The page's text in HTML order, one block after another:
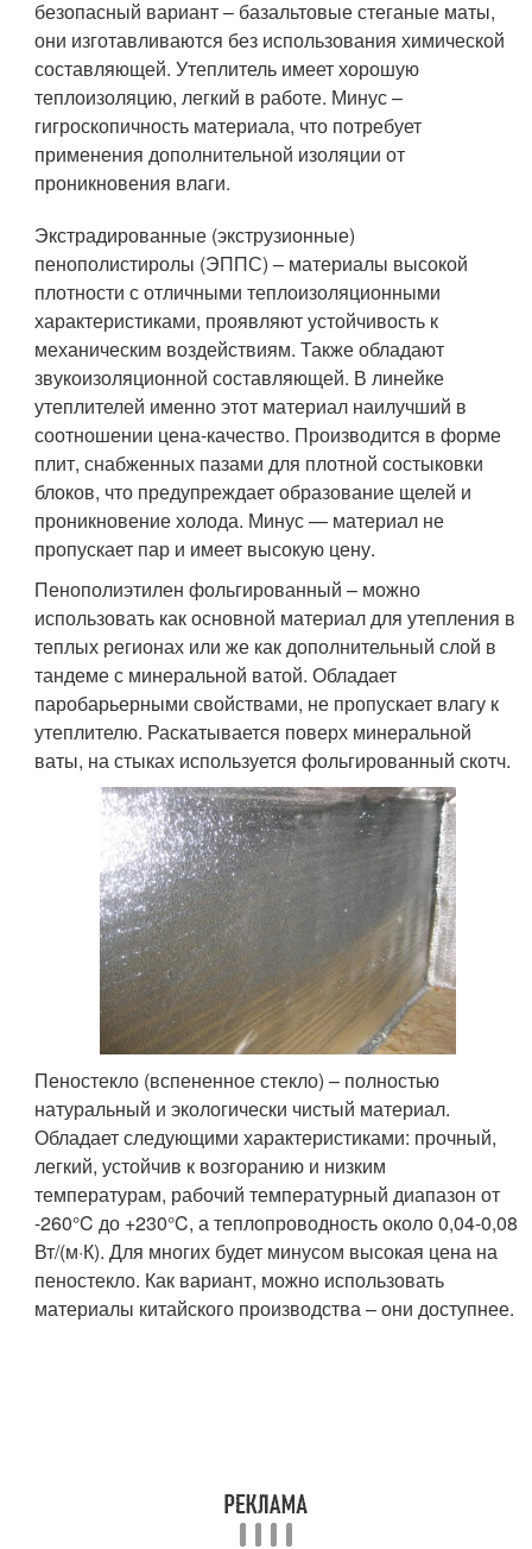
безопасный вариант – базальтовые стеганые маты,
они изготавливаются без использования химической
составляющей. Утеплитель имеет хорошую
теплоизоляцию, легкий в работе. Минус –
гигроскопичность материала, что потребует
применения дополнительной изоляции от
проникновения влаги.
Экстрадированные (экструзионные)
пенополистиролы (ЭППС) – материалы высокой
плотности с отличными теплоизоляционными
характеристиками, проявляют устойчивость к
механическим воздействиям. Также обладают
звукоизоляционной составляющей. В линейке
утеплителей именно этот материал наилучший в
соотношении цена-качество. Производится в форме
плит, снабженных пазами для плотной состыковки
блоков, что предупреждает образование щелей и
проникновение холода. Минус — материал не
пропускает пар и имеет высокую цену.
Пенополиэтилен фольгированный – можно
использовать как основной материал для утепления в
теплых регионах или же как дополнительный слой в
тандеме с минеральной ватой. Обладает
паробарьерными свойствами, не пропускает влагу к
утеплителю. Раскатывается поверх минеральной
ваты, на стыках используется фольгированный скотч.
Пеностекло (вспененное стекло) – полностью
натуральный и экологически чистый материал.
Обладает следующими характеристиками: прочный,
легкий, устойчив к возгоранию и низким
температурам, рабочий температурный диапазон от
-260°C до +230°C, а теплопроводность около 0,04-0,08
Вт/(м·К). Для многих будет минусом высокая цена на
пеностекло. Как вариант, можно использовать
материалы китайского производства – они доступнее.